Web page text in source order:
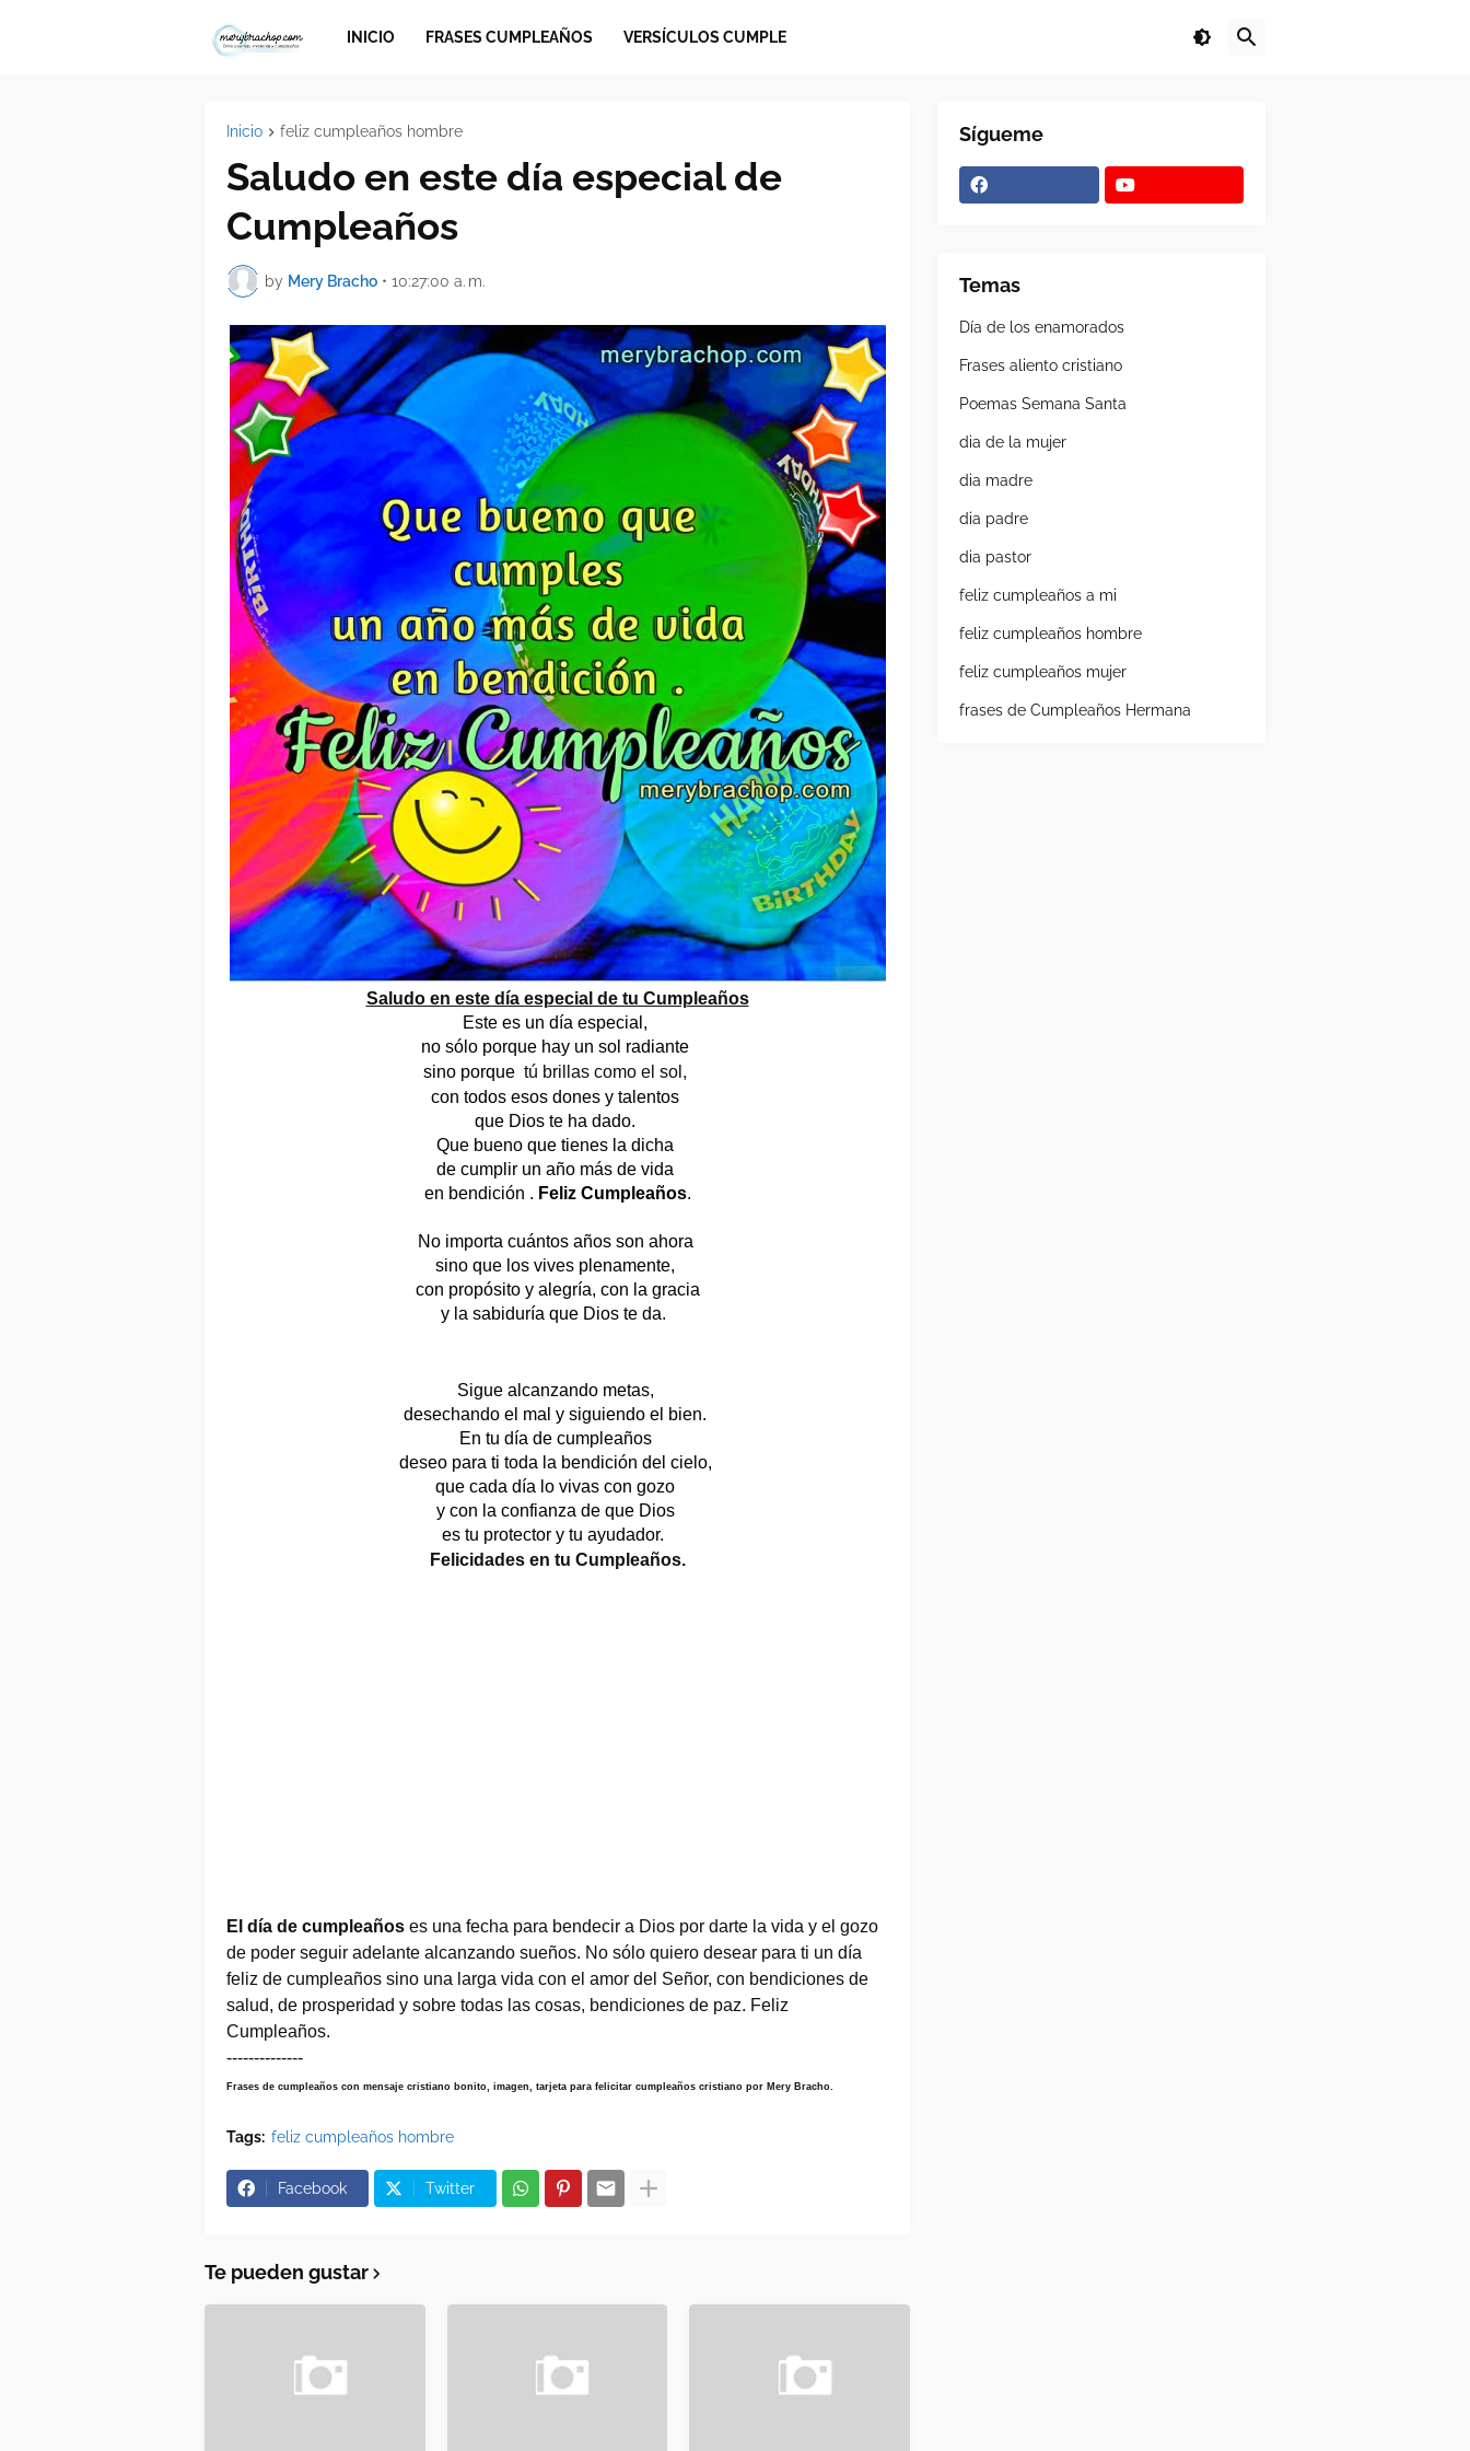
INICIO FRASES CUMPLEAÑOS VERSÍCULOS CUMPLE
Inicio feliz cumpleaños hombre
Saludo en este día especial de
Cumpleaños
by Mery Bracho • 10:27:00 a. m.
Saludo en este día especial de tu Cumpleaños
Este es un día especial,
no sólo porque hay un sol radiante
sino porque tú brillas como el sol,
con todos esos dones y talentos
que Dios te ha dado.
Que bueno que tienes la dicha
de cumplir un año más de vida
en bendición . Feliz Cumpleaños.
No importa cuántos años son ahora
sino que los vives plenamente,
con propósito y alegría, con la gracia
y la sabiduría que Dios te da.
Sigue alcanzando metas,
desechando el mal y siguiendo el bien.
En tu día de cumpleaños
deseo para ti toda la bendición del cielo,
que cada día lo vivas con gozo
y con la confianza de que Dios
es tu protector y tu ayudador.
Felicidades en tu Cumpleaños.
El día de cumpleaños es una fecha para bendecir a Dios por darte la vida y el gozo
de poder seguir adelante alcanzando sueños. No sólo quiero desear para ti un día
feliz de cumpleaños sino una larga vida con el amor del Señor, con bendiciones de
salud, de prosperidad y sobre todas las cosas, bendiciones de paz. Feliz
Cumpleaños.
--------------
Frases de cumpleaños con mensaje cristiano bonito, imagen, tarjeta para felicitar cumpleaños cristiano por Mery Bracho.
Tags: feliz cumpleaños hombre
Facebook Twitter
Te pueden gustar
Sígueme
Temas
Día de los enamorados
Frases aliento cristiano
Poemas Semana Santa
dia de la mujer
dia madre
dia padre
dia pastor
feliz cumpleaños a mi
feliz cumpleaños hombre
feliz cumpleaños mujer
frases de Cumpleaños Hermana